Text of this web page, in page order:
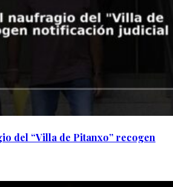
del “Villa de Pitanxo” recogen